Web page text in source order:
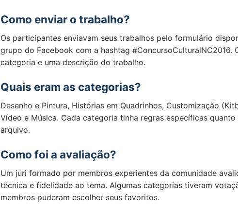
Como enviar o trabalho?
Os participantes enviavam seus trabalhos pelo formulário
grupo do Facebook com a hashtag #ConcursoCulturalNC2016.
categoria e uma descrição do trabalho.
Quais eram as categorias?
Desenho e Pintura, Histórias em Quadrinhos, Customização
Vídeo e Música. Cada categoria tinha regras específicas
arquivo.
Como foi a avaliação?
Um júri formado por membros experientes da comunidade
técnica e fidelidade ao tema. Algumas categorias tiveram
membros puderam escolher seus favoritos.